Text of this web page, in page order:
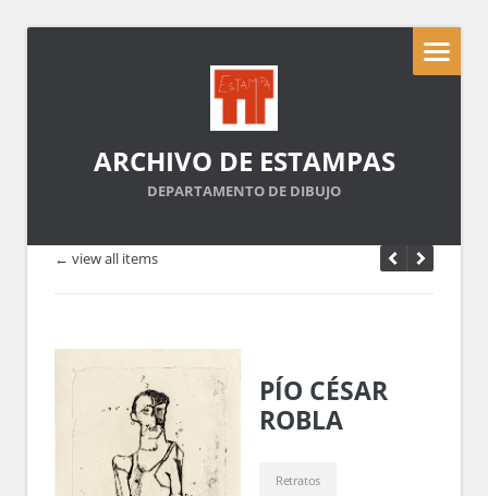
ARCHIVO DE ESTAMPAS
DEPARTAMENTO DE DIBUJO
← view all items
PÍO CÉSAR
ROBLA
Retratos